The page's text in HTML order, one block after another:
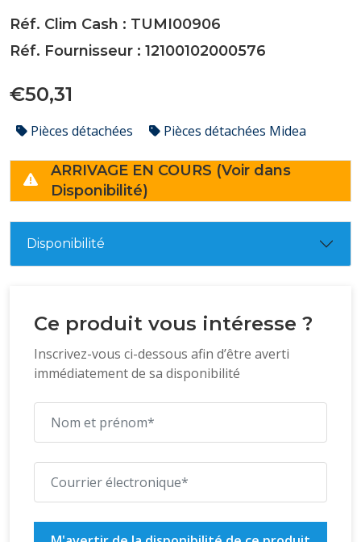
Réf. Clim Cash : TUMI00906
Réf. Fournisseur : 12100102000576
€50,31
Pièces détachées Pièces détachées Midea
ARRIVAGE EN COURS (Voir dans
Disponibilité)
Disponibilité
Ce produit vous intéresse ?
Inscrivez-vous ci-dessous afin d’être averti
immédiatement de sa disponibilité